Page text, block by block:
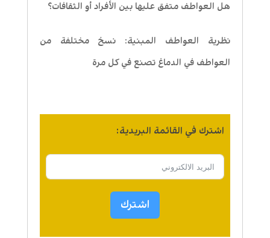
هل العواطف متفق عليها بين الأفراد أو الثقافات؟
نظرية العواطف المبنية: نسخ مختلفة من
العواطف في الدماغ تصنع في كل مرة
اشترك في القائمة البريدية:
اشترك